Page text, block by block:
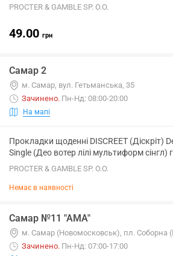
PROCTER & GAMBLE SP. O.O.
49.00 грн
Самар 2
м. Самар, вул. Гетьманська, 35
Зачинено. Пн-Нд: 08:00-20:00
На мапі
Прокладки щоденні DISCREET (Діскріт)
Single (Део вотер лілі мультиформ сінгл)
PROCTER & GAMBLE SP. O.O.
Немає в наявності
Самар №11 "АМА"
м. Самар (Новомосковськ), пл. Соборна
Зачинено. Пн-Нд: 07:00-17:00